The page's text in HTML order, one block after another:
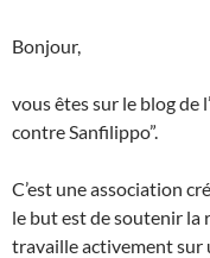
Bonjour,
vous êtes sur le blog de
contre Sanfilippo”.
C’est une association
le but est de soutenir la
travaille activement sur